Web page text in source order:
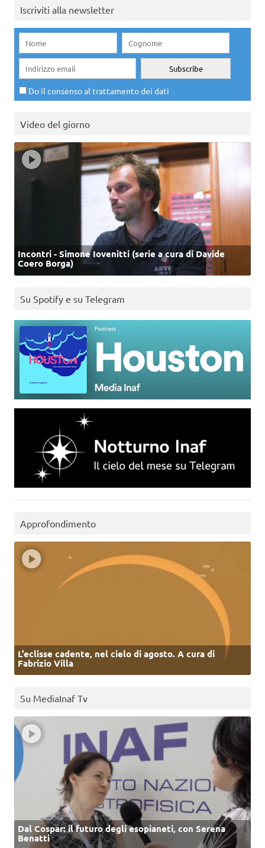
Iscriviti alla newsletter
Do il consenso al trattamento dei dati
Video del giorno
Incontri - Simone Iovenitti (serie a cura di Davide
Coero Borga)
Su Spotify e su Telegram
Approfondimento
L’eclisse cadente, nel cielo di agosto. A cura di
Fabrizio Villa
Su MediaInaf Tv
Dal Cospar: il futuro degli esopianeti, con Serena
Benatti